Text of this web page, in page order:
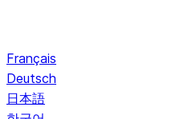
Français
Deutsch
日本語